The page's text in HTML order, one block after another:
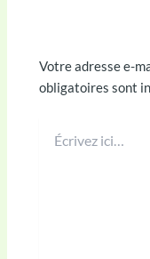
Votre adresse e-
obligatoires sont
ici…